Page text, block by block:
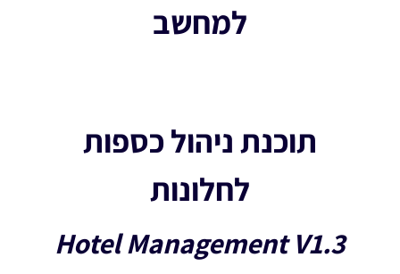
למחשב
תוכנת ניהול כספות
לחלונות
Hotel Management V1.3